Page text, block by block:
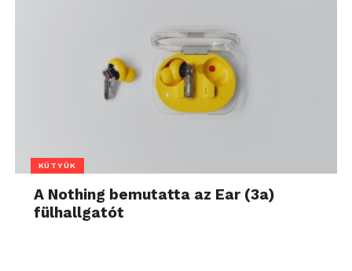
KÜTYÜK
A Nothing bemutatta az Ear (3a)
fülhallgatót